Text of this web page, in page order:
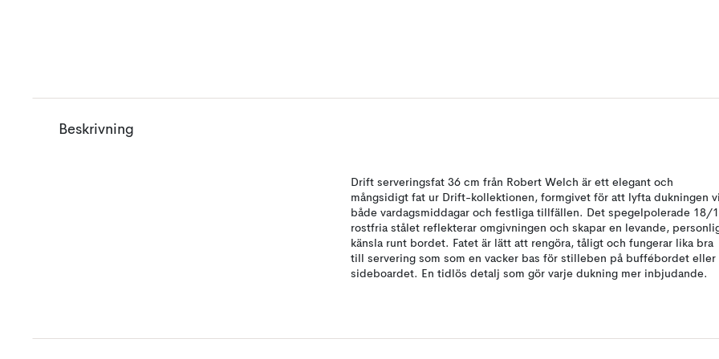
Beskrivning
Drift serveringsfat 36 cm från Robert Welch är ett elegant och
mångsidigt fat ur Drift-kollektionen, formgivet för att lyfta dukningen
både vardagsmiddagar och festliga tillfällen. Det spegelpolerade 18/
rostfria stålet reflekterar omgivningen och skapar en levande,
känsla runt bordet. Fatet är lätt att rengöra, tåligt och fungerar lika bra
till servering som som en vacker bas för stilleben på buffébordet eller
sideboardet. En tidlös detalj som gör varje dukning mer inbjudande.